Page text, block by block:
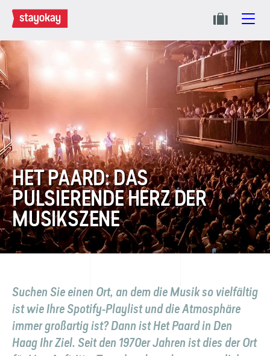
HET PAARD: DAS
PULSIERENDE HERZ DER
MUSIKSZENE
Suchen Sie einen Ort, an dem die Musik so vielfältig
ist wie Ihre Spotify-Playlist und die Atmosphäre
immer großartig ist? Dann ist Het Paard in Den
Haag Ihr Ziel. Seit den 1970er Jahren ist dies der Ort